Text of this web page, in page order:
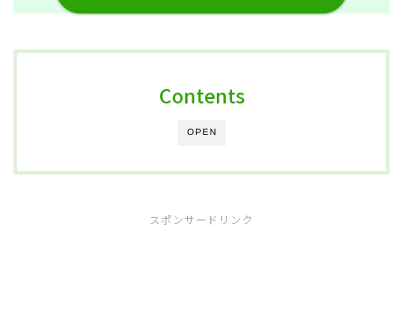
OPEN
Contents
スポンサードリンク